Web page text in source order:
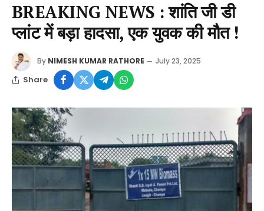
BREAKING NEWS : शांति जी डी
प्लांट में बड़ा हादसा, एक युवक की मौत !
By NIMESH KUMAR RATHORE July 23, 2025
Share